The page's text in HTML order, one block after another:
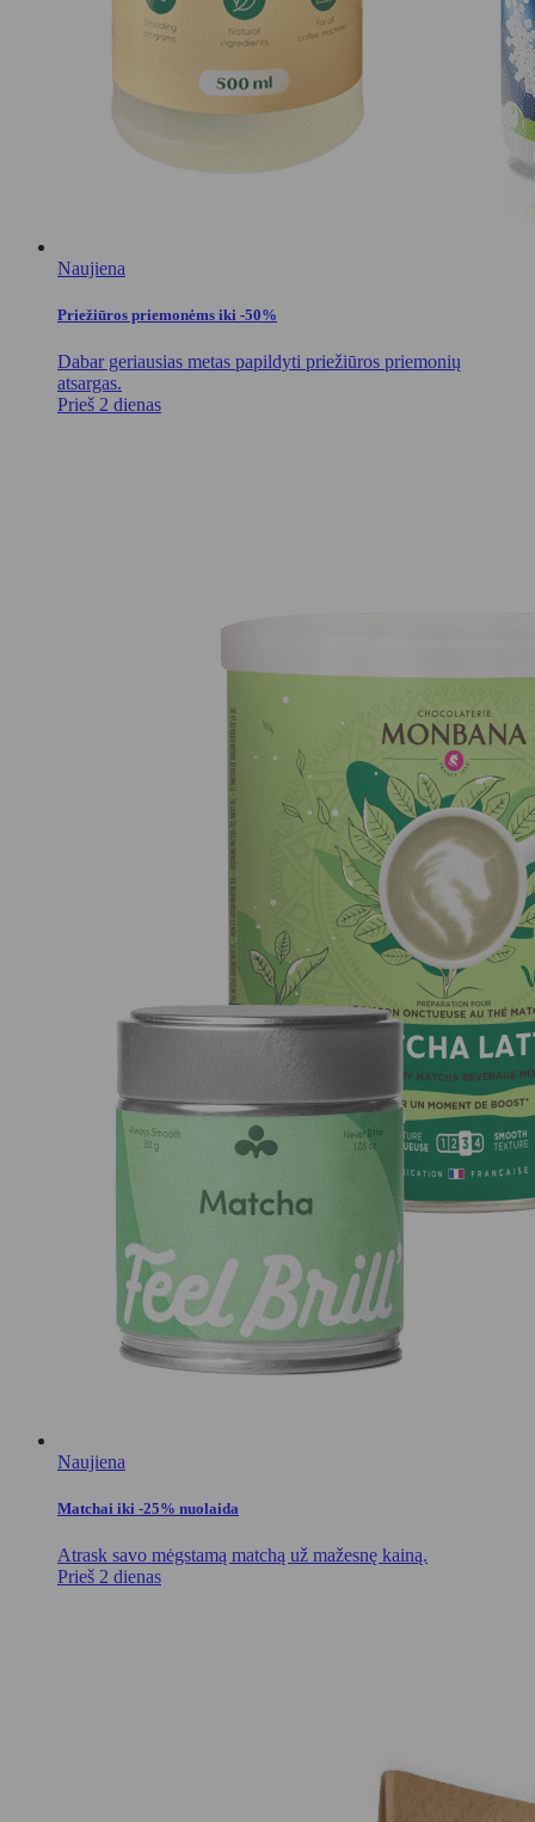
Naujiena
Priežiūros priemonėms iki -50%
Dabar geriausias metas papildyti priežiūros priemonių
atsargas.
Prieš 2 dienas
Naujiena
Matchai iki -25% nuolaida
Atrask savo mėgstamą matchą už mažesnę kainą.
Prieš 2 dienas